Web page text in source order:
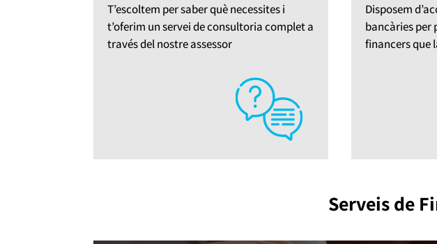
T’escoltem per saber què necessites i
t’oferim un servei de consultoria complet a
través del nostre assessor
Disposem
bancàries per
financers que
Serveis de